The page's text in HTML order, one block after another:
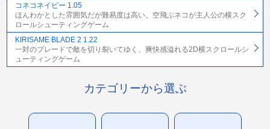
コネコネイビー 1.05
ほんわかとした雰囲気だが難易度は高い。空飛ぶネコが主人公の横スク
ロールシューティングゲーム
KIRISAME BLADE 2 1.22
一対のブレードで敵を切り裂いてゆく、爽快感溢れる2D横スクロールシ
ューティングゲーム
カテゴリーから選ぶ